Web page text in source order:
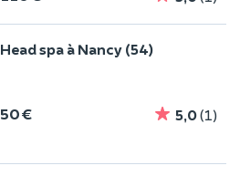
Head spa à Nancy (54)
50 € 5,0(1)